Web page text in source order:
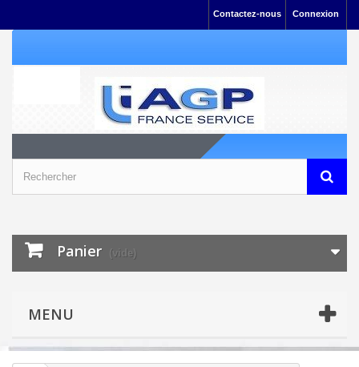
Connexion
Contactez-nous
Panier (vide)
MENU